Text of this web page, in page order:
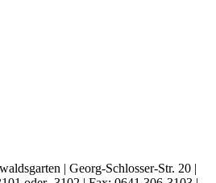
| Georg-Schlosser-Str. 20 |